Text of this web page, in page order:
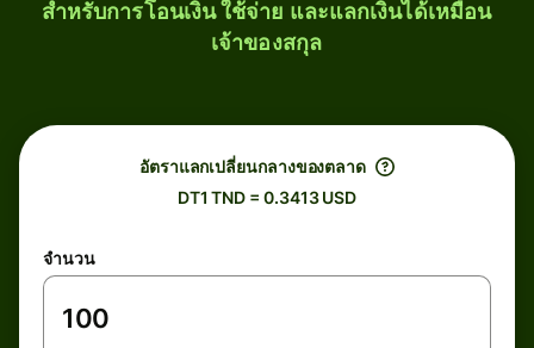
สำหรับการโอนเงิน ใช้จ่าย และแลกเงินได้เหมือน
เจ้าของสกุล
อัตราแลกเปลี่ยนกลางของตลาด
DT1 TND = 0.3413 USD
จำนวน